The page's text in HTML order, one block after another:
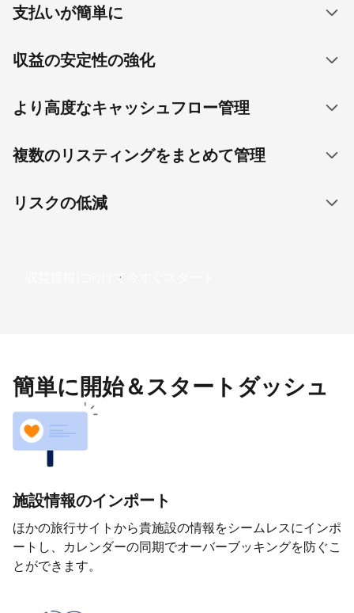
支払いが簡単に
収益の安定性の強化
より高度なキャッシュフロー管理
複数のリスティングをまとめて管理
リスクの低減
収益獲得に向けて今すぐスタート
簡単に開始＆スタートダッシュ
施設情報のインポート
ほかの旅行サイトから貴施設の情報をシームレスにインポ
ートし、カレンダーの同期でオーバーブッキングを防ぐこ
とができます。